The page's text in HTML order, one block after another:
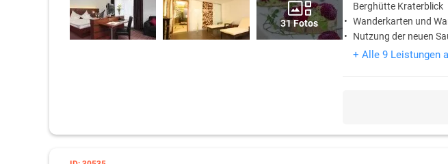
31 Fotos
Berghütte Kraterblick
Wanderkarten und
Nutzung der neuen
+ Alle 9 Leistungen